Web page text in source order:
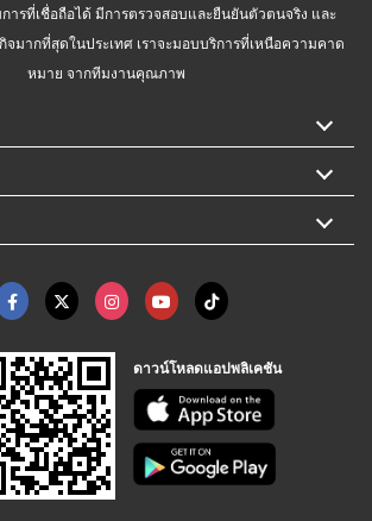
ารที่เชื่อถือได้ มีการตรวจสอบและยืนยันตัวตนจริง และ
มากที่สุดในประเทศ เราจะมอบบริการที่เหนือความคาด
หมาย จากทีมงานคุณภาพ
ดาวน์โหลดแอปพลิเคชัน